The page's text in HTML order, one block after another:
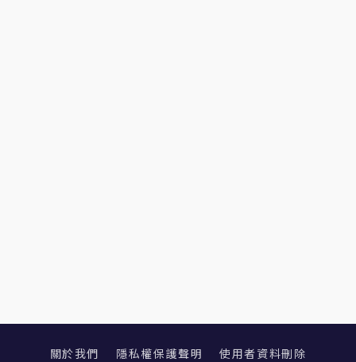
關於我們 隱私權保護聲明 使用者資料刪除